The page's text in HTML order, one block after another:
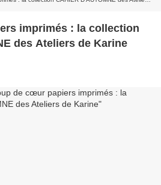
imprimés : la collection
des Ateliers de Karine